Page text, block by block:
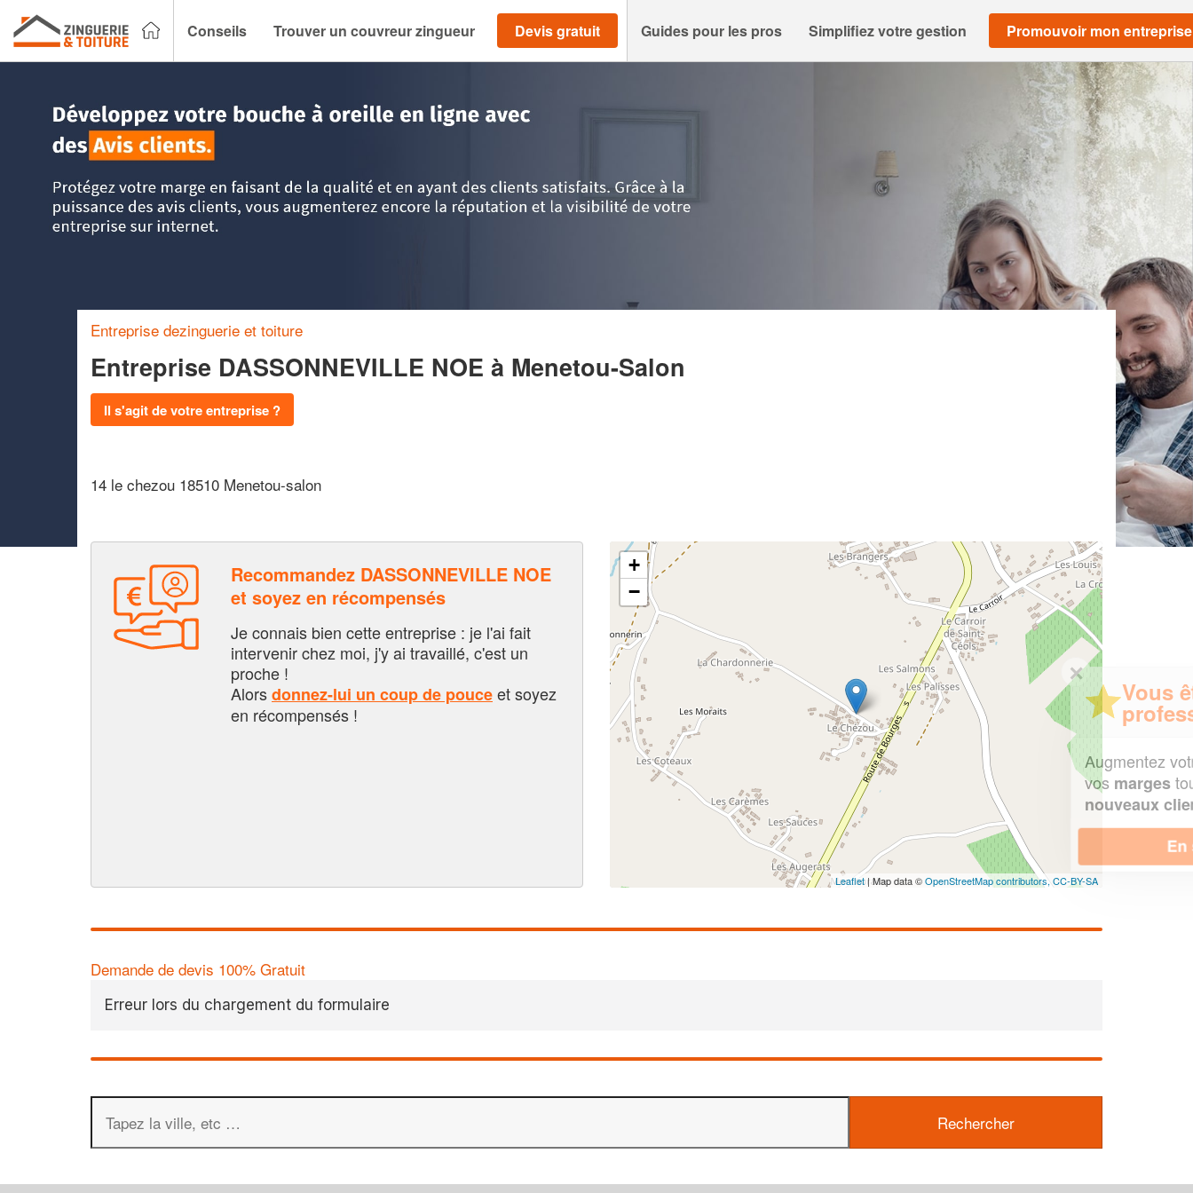
Conseils Trouver un couvreur zingueur Devis gratuit Guides pour les pros Simplifiez votre gestion Promouvoir mon entreprise
Entreprise dezinguerie et toiture
Entreprise DASSONNEVILLE NOE à Menetou-Salon
Il s'agit de votre entreprise ?
14 le chezou 18510 Menetou-salon
Recommandez DASSONNEVILLE NOE
et soyez en récompensés
Je connais bien cette entreprise : je l'ai fait
intervenir chez moi, j'y ai travaillé, c'est un
proche !
Alorsdonnez-lui un coup de pouceet soyez
en récompensés !
+
−
Leaflet| Map data ©OpenStreetMap contributors, CC-BY-SA
Demande de devis 100% Gratuit
Erreur lors du chargement du formulaire
✕
Vous êtes un
professionnel ?
Augmentez votre chiffre d'affaireset
margestout en gagnant de
nouveaux clients
En savoir plus